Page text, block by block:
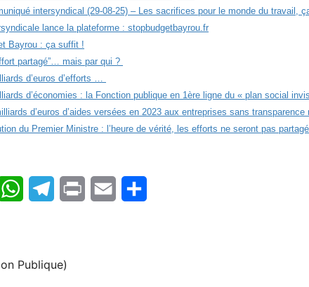
intersyndical (29-08-25) – Les sacrifices pour le monde du travail,
lance la plateforme : stopbudgetbayrou.fr
Bayrou : ça suffit !
partagé”… mais par qui ?
d’euros d’efforts …
d’économies : la Fonction publique en 1ère ligne du « plan social
d’euros d’aides versées en 2023 aux entreprises sans transparence
du Premier Ministre : l’heure de vérité, les efforts ne seront pas
FacebookWhatsAppTelegram
Print Email
Publique)